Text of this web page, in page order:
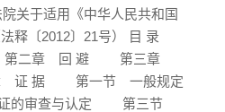
关于适用《中华人民共和国
释〔2012〕21号） 目 录
二章 回 避 第三章
证 据 第一节 一般规定
的审查与认定 第三节